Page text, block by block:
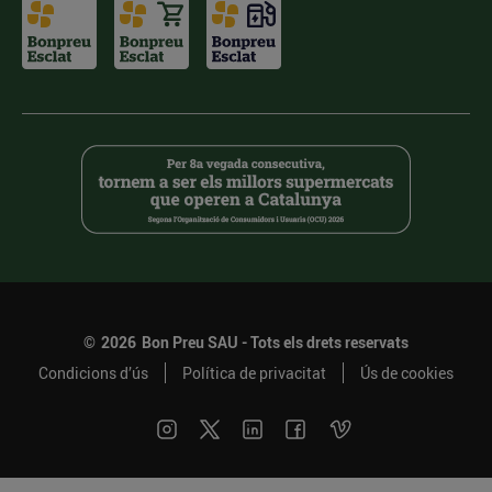
© 2026 Bon Preu SAU - Tots els drets reservats
Condicions d’ús
Política de privacitat Ús de cookies